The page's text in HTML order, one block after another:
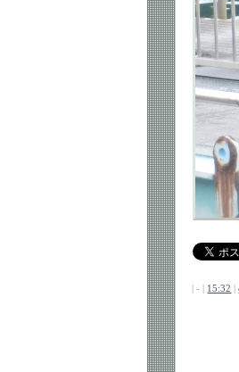
| - | 15:32 |